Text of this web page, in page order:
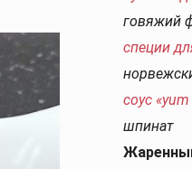
говяжий
специи
соус
шпинат